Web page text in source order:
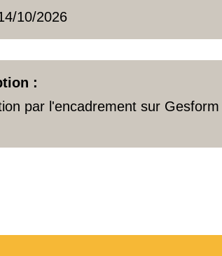
10/2026
:
par l'encadrement sur Gesform